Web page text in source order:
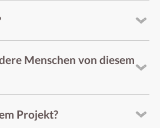
Menschen von diesem
Projekt?